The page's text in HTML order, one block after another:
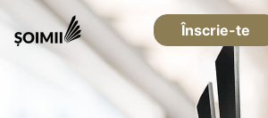
Înscrie-te